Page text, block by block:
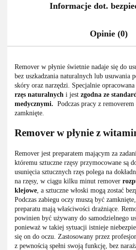
Informacje dot.
Opinie (0)
Remover w płynie świetnie nadaje się do
bez uszkadzania naturalnych lub usuwania
skóry oraz narzędzi. Specjalnie opracowana
rzęs naturalnych i jest zgodna ze
medycznymi. Podczas pracy z
zamknięte.
Remover w płynie z
Remover jest preparatem mającym za
któremu sztuczne rzęsy przymocowane są
usunięcia sztucznych rzęs polega na
na rzęsy, w ciągu kilku minut remover
klejowe , a sztuczne włoski mogą zostać
Podczas zabiegu oczy muszą być
preparatu mają właściwości drażniące.
powinien być używany do samodzielnego
ponieważ w takiej sytuacji istnieje
się on do oczu. Zastosowany przez
z pewnością spełni swoją funkcję, bez